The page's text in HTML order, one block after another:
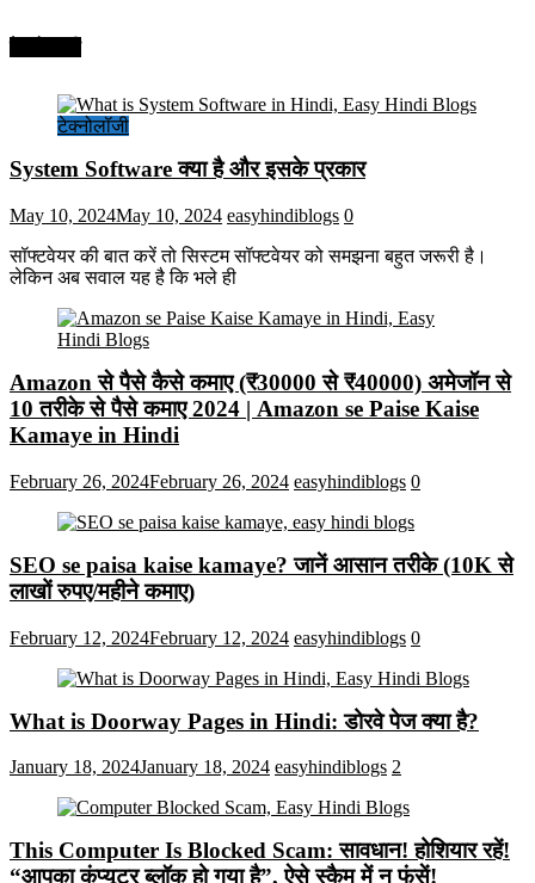
टेक्नोलॉजी
System Software क्या है और इसके प्रकार
May 10, 2024May 10, 2024 easyhindiblogs 0
सॉफ्टवेयर की बात करें तो सिस्टम सॉफ्टवेयर को समझना बहुत जरूरी है।
लेकिन अब सवाल यह है कि भले ही
Amazon से पैसे कैसे कमाए (₹30000 से ₹40000) अमेजॉन से
10 तरीके से पैसे कमाए 2024 | Amazon se Paise Kaise
Kamaye in Hindi
February 26, 2024February 26, 2024 easyhindiblogs 0
SEO se paisa kaise kamaye? जानें आसान तरीके (10K से
लाखों रुपए/महीने कमाए)
February 12, 2024February 12, 2024 easyhindiblogs 0
What is Doorway Pages in Hindi: डोरवे पेज क्या है?
January 18, 2024January 18, 2024 easyhindiblogs 2
This Computer Is Blocked Scam: सावधान! होशियार रहें!
“आपका कंप्यूटर ब्लॉक हो गया है”, ऐसे स्कैम में न फंसें!